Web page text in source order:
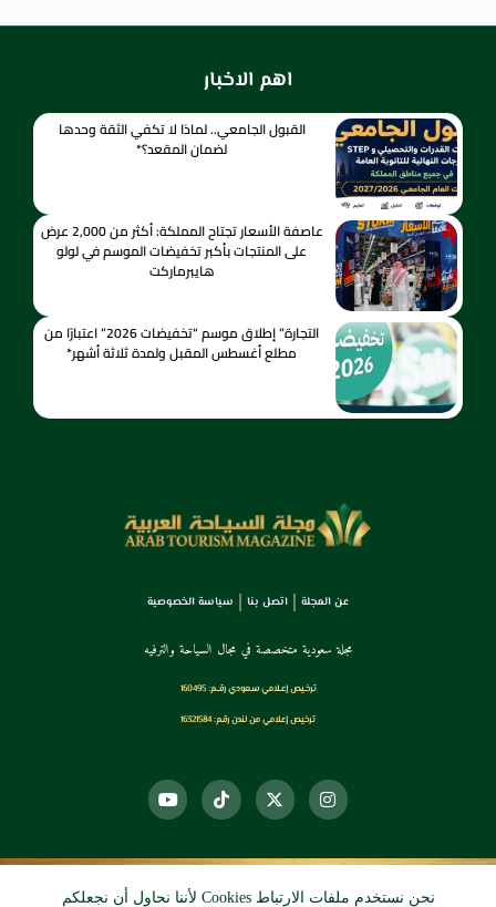
نحن نستخدم ملفات الارتباط Cookies لأننا نحاول أن نجعلكم
اهم الاخبار
القبول الجامعي.. لماذا لا تكفي الثقة وحدها
لضمان المقعد؟*
عاصفة الأسعار تجتاح المملكة: أكثر من 2,000 عرض
على المنتجات بأكبر تخفيضات الموسم في لولو
هايبرماركت
التجارة” إطلاق موسم “تخفيضات 2026” اعتبارًا من
مطلع أغسطس المقبل ولمدة ثلاثة أشهر*
عن المجلة اتصل بنا سياسة الخصوصية
مجلة سعودية متخصصة في مجال السياحة والترفيه
ترخـيص إعـلامي سـعودي رقــم: 160495
ترخيص إعلامي من لندن رقم: 16321584